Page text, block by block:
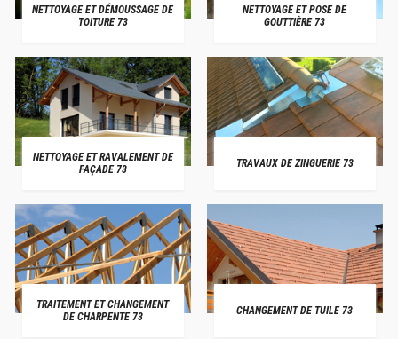
NETTOYAGE ET DÉMOUSSAGE DE
TOITURE 73
NETTOYAGE ET POSE DE
GOUTTIÈRE 73
NETTOYAGE ET RAVALEMENT DE
FAÇADE 73
TRAVAUX DE ZINGUERIE 73
TRAITEMENT ET CHANGEMENT
DE CHARPENTE 73
CHANGEMENT DE TUILE 73